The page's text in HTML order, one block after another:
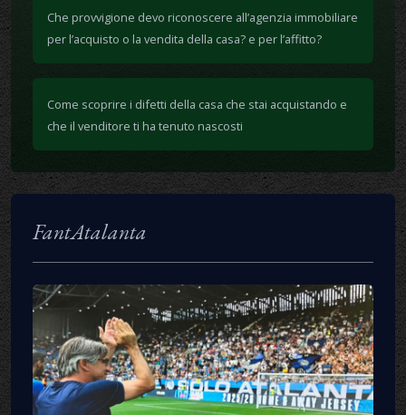
Che provvigione devo riconoscere all’agenzia immobiliare
per l’acquisto o la vendita della casa? e per l’affitto?
Come scoprire i difetti della casa che stai acquistando e
che il venditore ti ha tenuto nascosti
FantAtalanta